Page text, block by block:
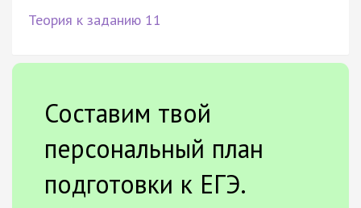
Теория к заданию 11
Составим твой
персональный план
подготовки к ЕГЭ.